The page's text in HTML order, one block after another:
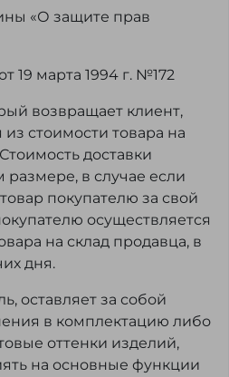
«О защите прав
19 марта 1994 г. №172
возвращает клиент,
стоимости товара на
доставки
в случае если
покупателю за свой
осуществляется
на склад продавца, в
дня.
оставляет за собой
в комплектацию либо
оттенки изделий,
на основные функции